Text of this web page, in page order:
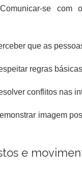
Comunicar-se com
que as
regras
conflitos nas
imagem
e